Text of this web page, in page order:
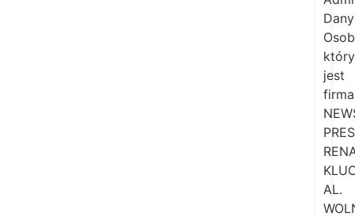
jest
firma
AL.